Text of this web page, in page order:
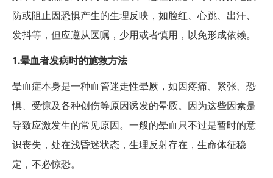
防或阻止因恐惧产生的生理反映，如脸红、心跳、出汗、
发抖等，但应遵从医嘱，少用或者慎用，以免形成依赖。
1.晕血者发病时的施救方法
晕血症本身是一种血管迷走性晕厥，如因疼痛、紧张、恐
惧、受惊及各种创伤等原因诱发的晕厥。因为这些因素是
导致应激发生的常见原因。一般的晕血只不过是暂时的意
识丧失，处在浅昏迷状态，生理反射存在，生命体征稳
定，不必惊恐。